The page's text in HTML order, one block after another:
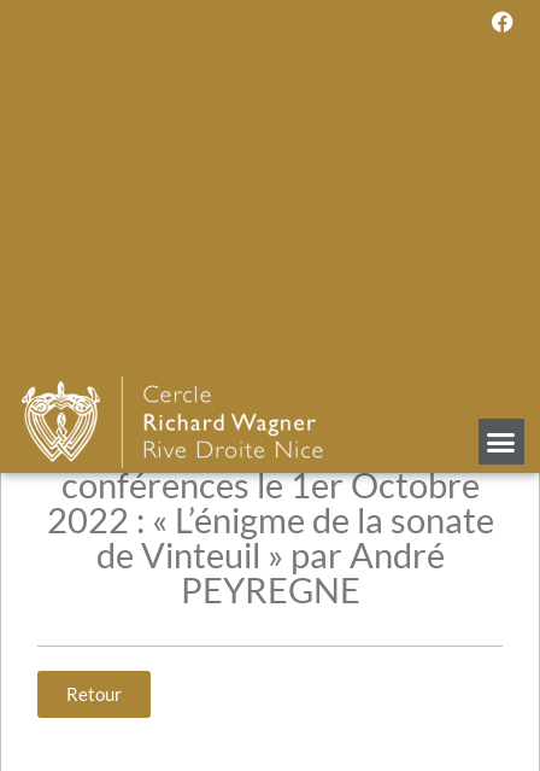
Début de notre cycle de
conférences le 1er Octobre
2022 : « L’énigme de la sonate
de Vinteuil » par André
PEYREGNE
Retour